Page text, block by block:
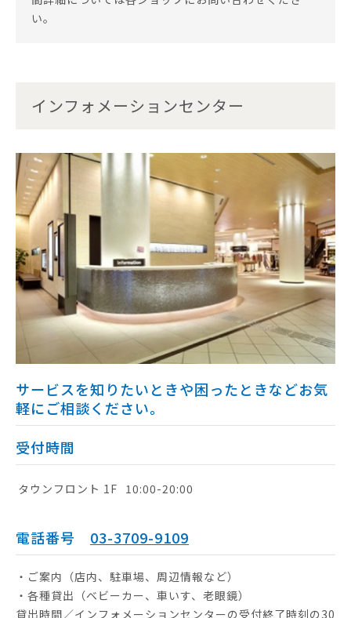
い。
インフォメーションセンター
サービスを知りたいときや困ったときなどお気
軽にご相談ください。
受付時間
タウンフロント 1F 10:00-20:00
電話番号 03-3709-9109
・ご案内（店内、駐車場、周辺情報など）
・各種貸出（ベビーカー、車いす、老眼鏡）
貸出時間／インフォメーションセンターの受付終了時刻の30